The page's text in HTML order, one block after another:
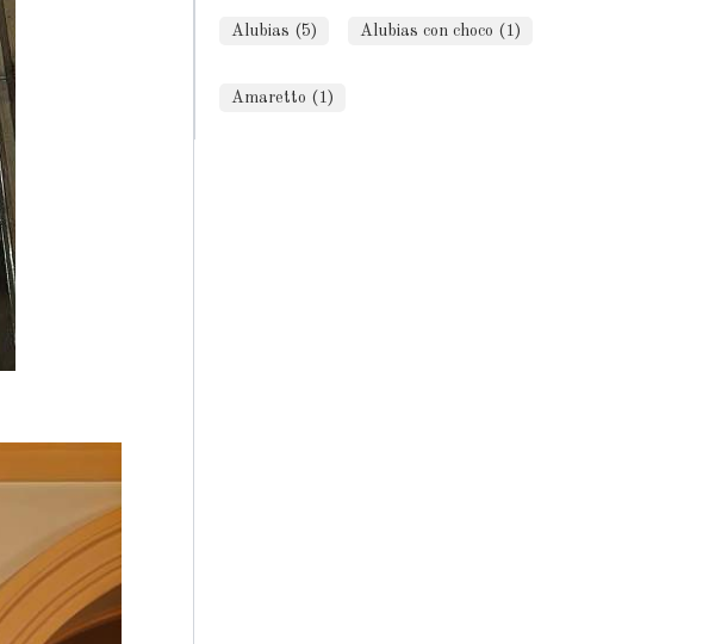
Alubias (5) Alubias con choco (1)
Amaretto (1)